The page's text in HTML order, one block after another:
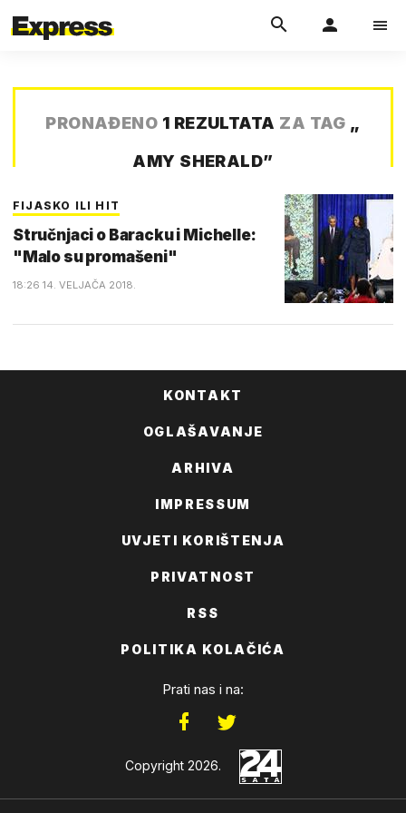
PRONAĐENO 1 REZULTATA ZA TAG „
AMY SHERALD”
FIJASKO ILI HIT
Stručnjaci o Baracku i Michelle:
"Malo su promašeni"
18:26 14. VELJAČA 2018.
KONTAKT
OGLAŠAVANJE
ARHIVA
IMPRESSUM
UVJETI KORIŠTENJA
PRIVATNOST
RSS
POLITIKA KOLAČIĆA
Prati nas i na:
Copyright 2026.